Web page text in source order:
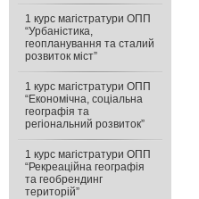
1 курс магістратури ОПП
“Урбаністика,
геопланування та сталий
розвиток міст”
1 курс магістратури ОПП
“Економічна, соціальна
географія та
регіональний розвиток”
1 курс магістратури ОПП
“Рекреаційна географія
та геобрендинг
територій”